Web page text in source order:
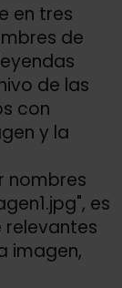
en tres
de
de las
con
y la
nombres
es
relevantes
imagen,